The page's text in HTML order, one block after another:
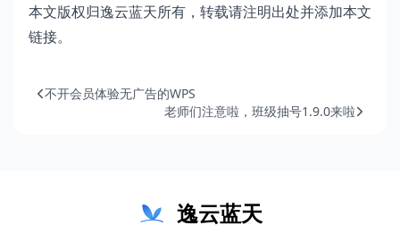
本文版权归逸云蓝天所有，转载请注明出处并添加本文
链接。
不开会员体验无广告的WPS
老师们注意啦，班级抽号1.9.0来啦
逸云蓝天